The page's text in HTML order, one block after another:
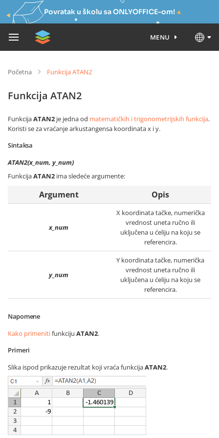
Povratak u školu sa ONLYOFFICE-om!
MENU
Početna Funkcija ATAN2
Funkcija ATAN2
FunkcijaATAN2 je jedna od matematičkih i trigonometrijskih funkcija.
Koristi se za vraćanje arkustangensa koordinata x i y.
Sintaksa
ATAN2(x_num, y_num)
FunkcijaATAN2 ima sledeće argumente:
Argument Opis
x_num
X koordinata tačke, numerička
vrednost uneta ručno ili
uključena u ćeliju na koju se
referencira.
y_num
Y koordinata tačke, numerička
vrednost uneta ručno ili
uključena u ćeliju na koju se
referencira.
Napomene
Kako primenitifunkciju ATAN2.
Primeri
Slika ispod prikazuje rezultat koji vraća funkcijaATAN2.